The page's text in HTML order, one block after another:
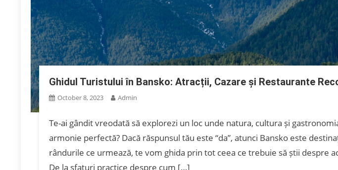
Ghidul Turistului în Bansko: Atracții, Cazare și Restaurante
October 8, 2023 Admin
Te-ai gândit vreodată să explorezi un loc unde natura, cultura și
armonie perfectă? Dacă răspunsul tău este “da”, atunci Bansko este
rândurile ce urmează, te vom ghida prin tot ceea ce trebuie să știi despre
De la sfaturi practice despre cum […]